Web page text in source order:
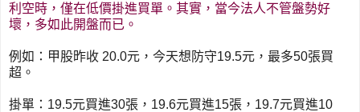
利空時，僅在低價掛進買單。其實，當今法人不管盤勢好
壞，多如此開盤而已。
例如：甲股昨收 20.0元，今天想防守19.5元，最多50張買
超。
掛單：19.5元買進30張，19.6元買進15張，19.7元買進10